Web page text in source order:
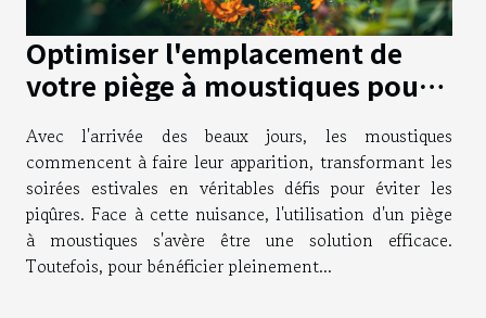
Optimiser l'emplacement de
votre piège à moustiques pour
une efficacité maximale
Avec l'arrivée des beaux jours, les moustiques
commencent à faire leur apparition, transformant les
soirées estivales en véritables défis pour éviter les
piqûres. Face à cette nuisance, l'utilisation d'un piège
à moustiques s'avère être une solution efficace.
Toutefois, pour bénéficier pleinement...